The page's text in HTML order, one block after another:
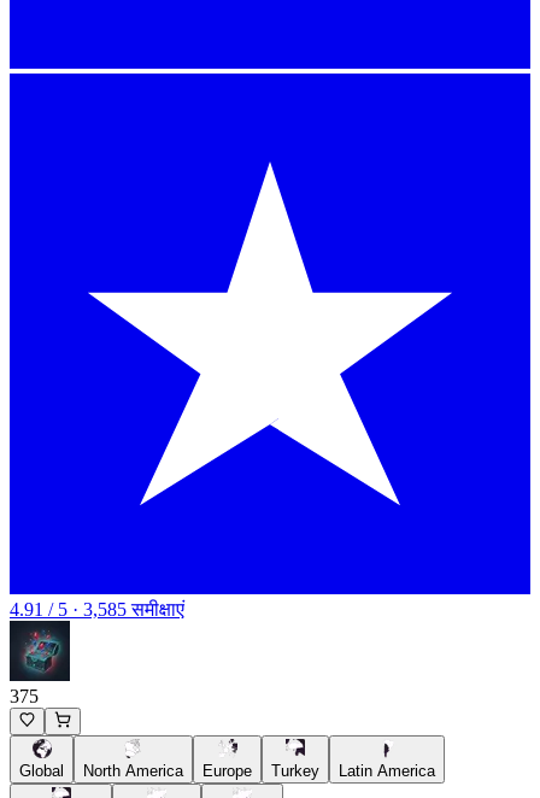
4.91 / 5 · 3,585 समीक्षाएं
375
Global North America Europe Turkey Latin America